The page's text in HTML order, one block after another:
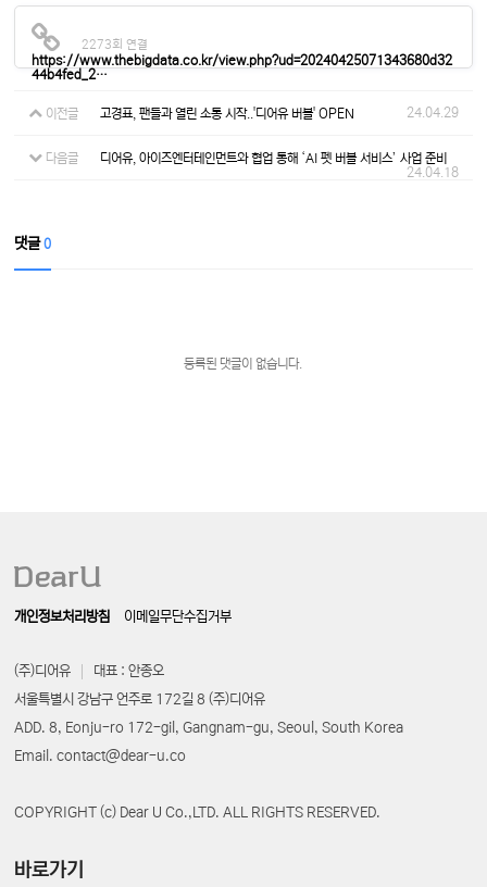
https://www.thebigdata.co.kr/view.php?ud=20240425071343680d32
44b4fed_2…
2273회 연결
이전글 고경표, 팬들과 열린 소통 시작..'디어유 버블' OPEN 24.04.29
다음글
디어유, 아이즈엔터테인먼트와 협업 통해 ‘AI 펫 버블 서비스’ 사업 준비
24.04.18
댓글0
등록된 댓글이 없습니다.
개인정보처리방침 이메일무단수집거부
(주)디어유
대표 : 안종오
서울특별시 강남구 언주로 172길 8 (주)디어유
ADD. 8, Eonju-ro 172-gil, Gangnam-gu, Seoul, South Korea
Email. contact@dear-u.co
COPYRIGHT (c) Dear U Co.,LTD. ALL RIGHTS RESERVED.
바로가기